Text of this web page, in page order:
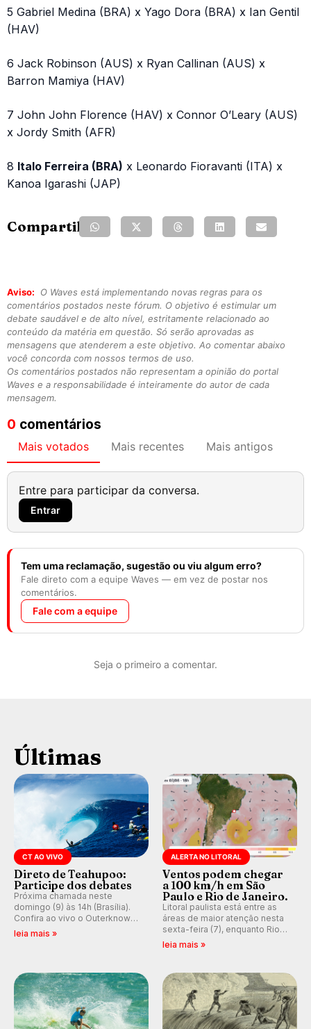
5 Gabriel Medina (BRA) x Yago Dora (BRA) x Ian Gentil
(HAV)
6 Jack Robinson (AUS) x Ryan Callinan (AUS) x
Barron Mamiya (HAV)
7 John John Florence (HAV) x Connor O’Leary (AUS)
x Jordy Smith (AFR)
8 Italo Ferreira (BRA) x Leonardo Fioravanti (ITA) x
Kanoa Igarashi (JAP)
Compartilhe:
Aviso:
O Waves está implementando novas regras para os
comentários postados neste fórum. O objetivo é estimular um
debate saudável e de alto nível, estritamente relacionado ao
conteúdo da matéria em questão. Só serão aprovadas as
mensagens que atenderem a este objetivo. Ao comentar abaixo
você concorda com nossos termos de uso.
Os comentários postados não representam a opinião do portal
Waves e a responsabilidade é inteiramente do autor de cada
mensagem.
0 comentários
Mais votados Mais recentes Mais antigos
Entre para participar da conversa.
Entrar
Tem uma reclamação, sugestão ou viu algum erro?
Fale direto com a equipe Waves — em vez de postar nos
comentários.
Fale com a equipe
Seja o primeiro a comentar.
Últimas
CT AO VIVO
Direto de Teahupoo:
Participe dos debates
Próxima chamada neste
domingo (9) às 14h (Brasília).
Confira ao vivo o Outerknown
Tahiti Pro 2026 e participe dos
leia mais »
ALERTA NO LITORAL
Ventos podem chegar
a 100 km/h em São
Paulo e Rio de Janeiro.
Litoral paulista está entre as
áreas de maior atenção nesta
sexta-feira (7), enquanto Rio
de Janeiro também recebe
km/h em Itanhaém.
leia mais »